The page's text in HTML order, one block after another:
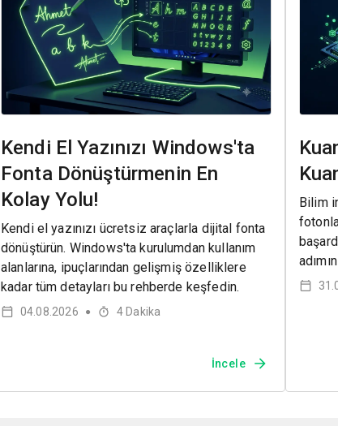
Kendi El Yazınızı Windows'ta
Fonta Dönüştürmenin En
Kolay Yolu!
Kendi el yazınızı ücretsiz araçlarla dijital fonta
dönüştürün. Windows'ta kurulumdan kullanım
alanlarına, ipuçlarından gelişmiş özelliklere
kadar tüm detayları bu rehberde keşfedin.
04.08.2026 ● 4 Dakika
İncele
Bilim